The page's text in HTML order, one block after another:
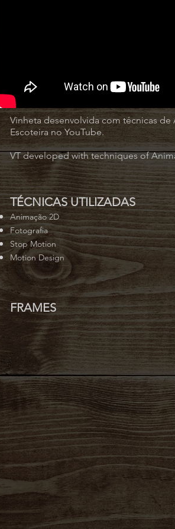
Vinheta desenvolvida com técnicas
Escoteira no YouTube.
VT developed with techniques of
TÉCNICAS UTILIZADAS
Animação 2D
Fotografia
Stop Motion
Motion Design
FRAMES